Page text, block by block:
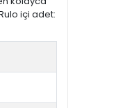
içi adet: